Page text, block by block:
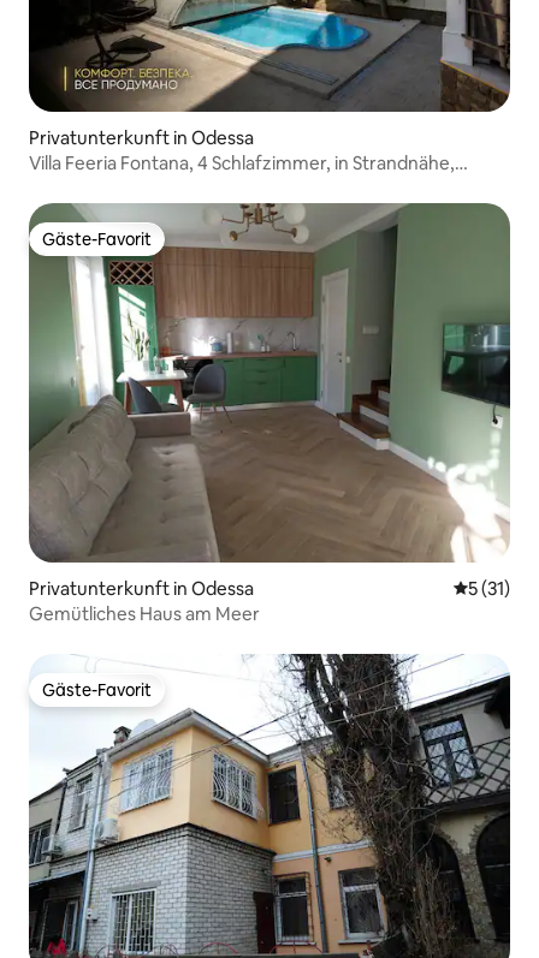
Privatunterkunft in Odessa
Villa Feeria Fontana, 4 Schlafzimmer, in Strandnähe,
Gäste-Favorit
Gäste-Favorit
Privatunterkunft in Odessa
5 (31)
Gemütliches Haus am Meer
Gäste-Favorit
Gäste-Favorit